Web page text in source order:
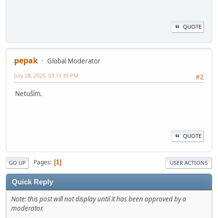
QUOTE
pepak
Global Moderator
#2
July 28, 2020, 03:15:35 PM
Netuším.
QUOTE
GO UP Pages 1 USER ACTIONS
Quick Reply
Note: this post will not display until it has been approved by a
moderator.